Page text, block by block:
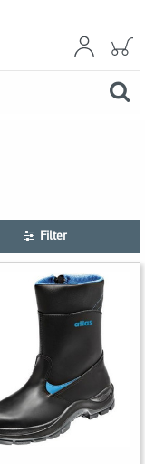
Filter